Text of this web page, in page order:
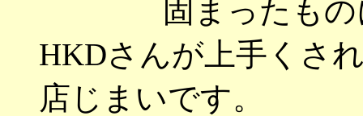
固まったも
HKDさんが上手くさ
店じまいです。